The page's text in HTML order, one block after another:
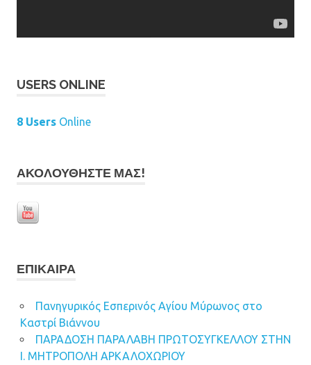
USERS ONLINE
8 Users Online
ΑΚΟΛΟΥΘΉΣΤΕ ΜΑΣ!
ΕΠΊΚΑΙΡΑ
Πανηγυρικός Εσπερινός Αγίου Μύρωνος στο
Καστρί Βιάννου
ΠΑΡΑΔΟΣΗ ΠΑΡΑΛΑΒΗ ΠΡΩΤΟΣΥΓΚΕΛΛΟΥ ΣΤΗΝ
Ι. ΜΗΤΡΟΠΟΛΗ ΑΡΚΑΛΟΧΩΡΙΟΥ